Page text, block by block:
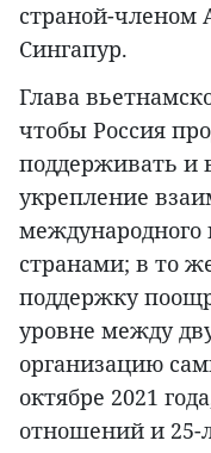
страной-
Сингапур.
Глава
чтобы Россия
поддерживать и
укрепление
странами; в то
поддержку
уровне между
организацию
октябре 2021
отношений и 25-